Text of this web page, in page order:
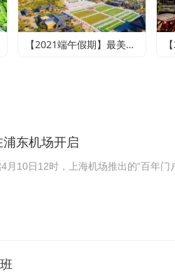
【2021端午假期】最美乡村竹泉村+寻梦台儿庄古城+尼山圣境二日游
东机场开启
10日12时，上海机场推出的“百年门